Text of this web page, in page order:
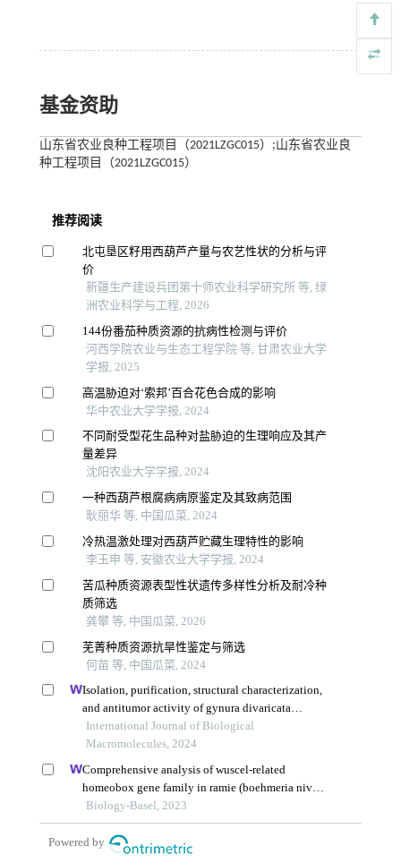
基金资助
山东省农业良种工程项目（2021LZGC015）;山东省农业良
种工程项目（2021LZGC015）